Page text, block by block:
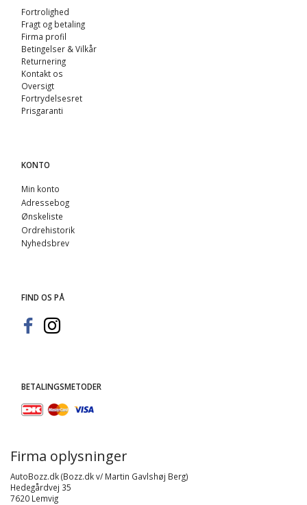
Fortrolighed
Fragt og betaling
Firma profil
Betingelser & Vilkår
Returnering
Kontakt os
Oversigt
Fortrydelsesret
Prisgaranti
KONTO
Min konto
Adressebog
Ønskeliste
Ordrehistorik
Nyhedsbrev
FIND OS PÅ
BETALINGSMETODER
Firma oplysninger
AutoBozz.dk (Bozz.dk v/ Martin Gavlshøj Berg)
Hedegårdvej 35
7620 Lemvig